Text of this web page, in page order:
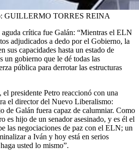
GUILLERMO TORRES REINA
crítica fue Galán: “Mientras el ELN
adjudicados a dedo por el Gobierno, la
sus capacidades hasta un estado de
un gobierno que le dé todas las
pública para derrotar las estructuras
el presidente Petro reaccionó con una
el director del Nuevo Liberalismo:
de Galán fuera capaz de calumniar. Como
es hijo de un senador asesinado, y es él el
las negociaciones de paz con el ELN; un
a Iván y hoy está en serios
usted lo mismo”.